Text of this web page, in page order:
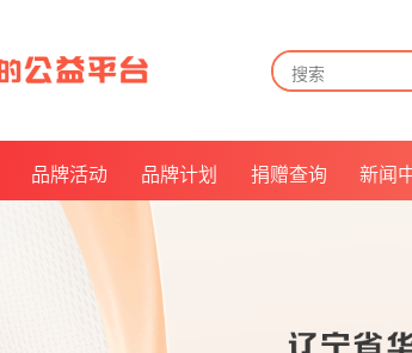
品牌活动 品牌计划
月来越有爱
公益倡议官
我是华易人
捐赠查询 新闻